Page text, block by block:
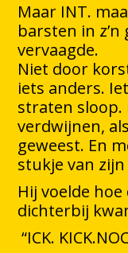
Maar INT.
barsten in
vervaagde.
Niet door
iets anders.
straten sloop.
verdwijnen,
geweest. En
stukje van
Hij voelde
dichterbij
“ICK.